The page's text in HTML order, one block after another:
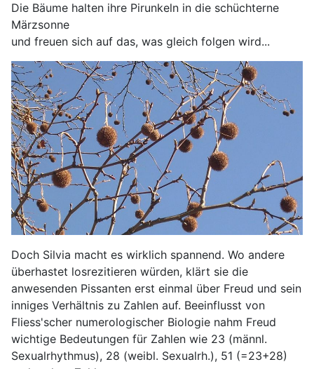
Die Bäume halten ihre Pirunkeln in die schüchterne
Märzsonne
und freuen sich auf das, was gleich folgen wird...
Doch Silvia macht es wirklich spannend. Wo andere
überhastet losrezitieren würden, klärt sie die
anwesenden Pissanten erst einmal über Freud und sein
inniges Verhältnis zu Zahlen auf. Beeinflusst von
Fliess'scher numerologischer Biologie nahm Freud
wichtige Bedeutungen für Zahlen wie 23 (männl.
Sexualrhythmus), 28 (weibl. Sexualrh.), 51 (=23+28)